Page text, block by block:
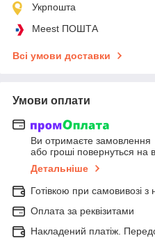
Укрпошта
Meest ПОШТА
Всі умови доставки
Умови оплати
Ви отримаєте замовлення
або гроші повернуться на
Детальніше
Готівкою при самовивозі з
Оплата за реквізитами
Накладений платіж.